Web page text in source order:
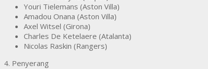
Youri Tielemans (Aston Villa)
Amadou Onana (Aston Villa)
Axel Witsel (Girona)
Charles De Ketelaere (Atalanta)
Nicolas Raskin (Rangers)
4. Penyerang